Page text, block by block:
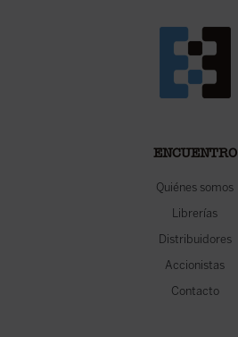
ENCUENTRO
Quiénes somos
Librerías
Distribuidores
Accionistas
Contacto